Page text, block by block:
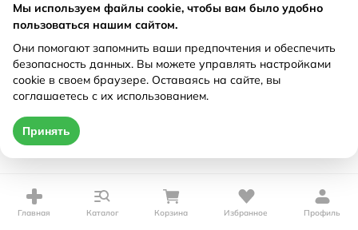
Главная Каталог Корзина Избранное Профиль
Мы используем файлы cookie, чтобы вам было удобно
пользоваться нашим сайтом.
Они помогают запомнить ваши предпочтения и обеспечить
безопасность данных. Вы можете управлять настройками
cookie в своем браузере. Оставаясь на сайте, вы
соглашаетесь с их использованием.
Принять